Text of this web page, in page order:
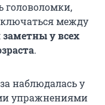
головоломки,
между
у всех
.
наблюдалась у
упражнениями